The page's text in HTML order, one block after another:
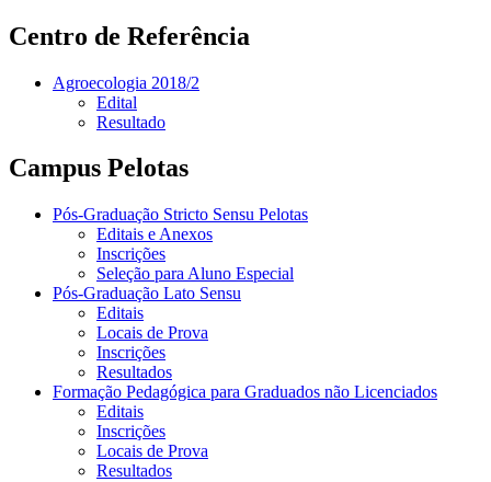
Centro de Referência
Agroecologia 2018/2
Edital
Resultado
Campus Pelotas
Pós-Graduação Stricto Sensu Pelotas
Editais e Anexos
Inscrições
Seleção para Aluno Especial
Pós-Graduação Lato Sensu
Editais
Locais de Prova
Inscrições
Resultados
Formação Pedagógica para Graduados não Licenciados
Editais
Inscrições
Locais de Prova
Resultados